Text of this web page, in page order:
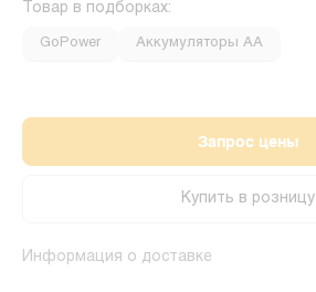
Товар в подборках:
GoPower Аккумуляторы АА
Запрос цены
Купить в розницу
Информация о доставке